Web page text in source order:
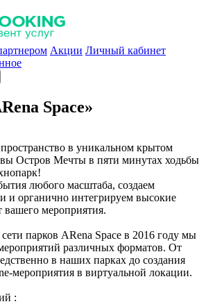
Акции Личный кабинет
Space»
в уникальном крытом
Остров Мечты в пяти минутах ходьбы
любого масштаба, создаем
и органично интегрируем высокие
вашего мероприятия.
парков АRena Space в 2016 году мы
различных форматов. От
в наших парках до создания
мероприятия в виртуальной локации.
: